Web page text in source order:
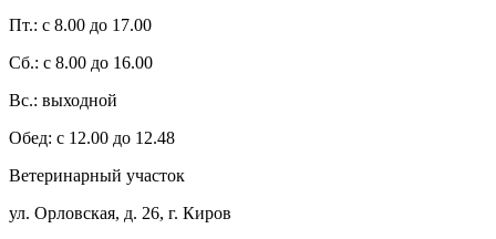
Пт.: с 8.00 до 17.00
Сб.: с 8.00 до 16.00
Вс.: выходной
Обед: с 12.00 до 12.48
Ветеринарный участок
ул. Орловская, д. 26, г. Киров